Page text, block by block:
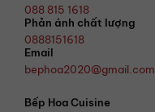
088 815 1618
Phản ánh chất lượng
0888151618
Email
bephoa2020@gmail.com
Bếp Hoa Cuisine